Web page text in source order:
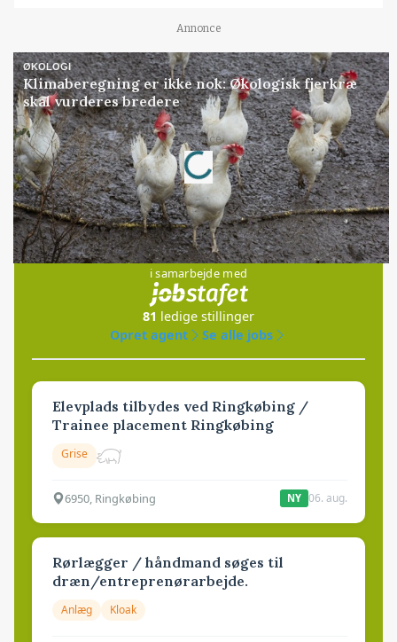
Annonce
ØKOLOGI
Klimaberegning er ikke nok: Økologisk fjerkræ
skal vurderes bredere
Annonce
Loading...
Jobs
i samarbejde med
81 ledige stillinger
Opret agent
Se alle jobs
Elevplads tilbydes ved Ringkøbing /
Trainee placement Ringkøbing
Grise
6950, Ringkøbing NY 06. aug.
Rørlægger / håndmand søges til
dræn/entreprenørarbejde.
Anlæg Kloak